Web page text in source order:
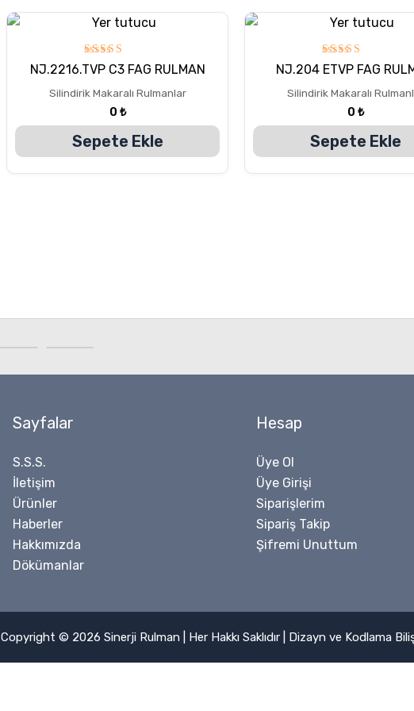
5
üzerinden
oy aldı
NJ.2216.TVP C3 FAG RULMAN
Silindirik Makaralı Rulmanlar
0 ₺
Sepete Ekle
5
üzerinden
oy aldı
NJ.204 ETVP FAG
Silindirik Makaralı
0 ₺
Sepete Ekle
Sayfalar
S.S.S.
İletişim
Ürünler
Haberler
Hakkımızda
Dökümanlar
Hesap
Üye Ol
Üye Girişi
Siparişlerim
Sipariş Takip
Şifremi Unuttum
Copyright © 2026 Sinerji Rulman | Her Hakkı Saklıdır | Dizayn ve Kodlama